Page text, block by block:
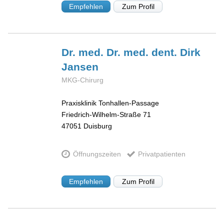
Empfehlen Zum Profil
Dr. med. Dr. med. dent. Dirk
Jansen
MKG-Chirurg
Praxisklinik Tonhallen-Passage
Friedrich-Wilhelm-Straße 71
47051 Duisburg
Öffnungszeiten Privatpatienten
Empfehlen Zum Profil